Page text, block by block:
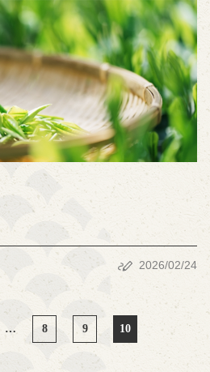
2026/02/24
… 8 9 10